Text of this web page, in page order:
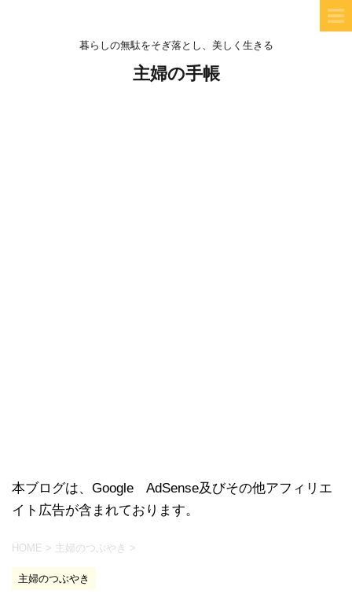
暮らしの無駄をそぎ落とし、美しく生きる
主婦の手帳
本ブログは、Google AdSense及びその他アフィリエ
イト広告が含まれております。
HOME > 主婦のつぶやき >
主婦のつぶやき